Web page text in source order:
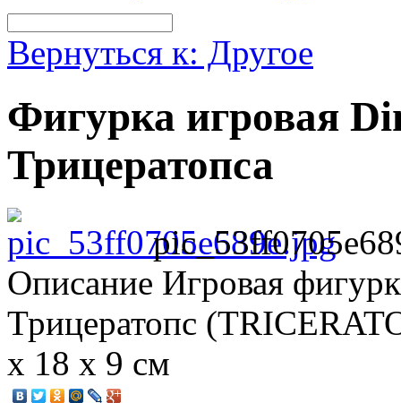
Вернуться к: Другое
Фигурка игровая
Трицератопса
Описание Игровая
Трицератопс
х 18 х 9 см